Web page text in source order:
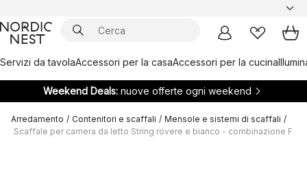
Servizi da tavolaAccessori per la casaAccessori per la cucina
Weekend Deals: nuove offerte ogni weekend
Arredamento / Contenitori e scaffali / Mensole e sistemi di scaffali /
Scaffale per camera da letto String rovere e bianco - combinazione F